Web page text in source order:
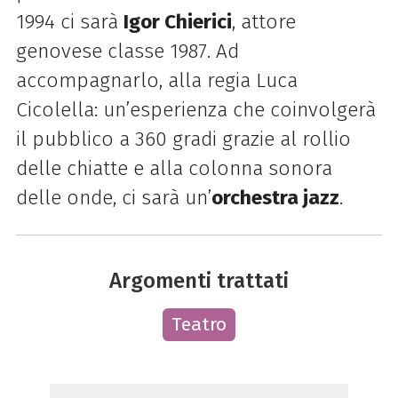
1994 ci sarà Igor Chierici, attore
genovese classe 1987. Ad
accompagnarlo, alla regia Luca
Cicolella: un’esperienza che coinvolgerà
il pubblico a 360 gradi grazie al rollio
delle chiatte e alla colonna sonora
delle onde, ci sarà un’orchestra jazz.
Argomenti trattati
Teatro